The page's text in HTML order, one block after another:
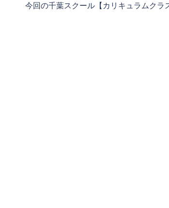
今回の千葉スクール【カリキュラムク